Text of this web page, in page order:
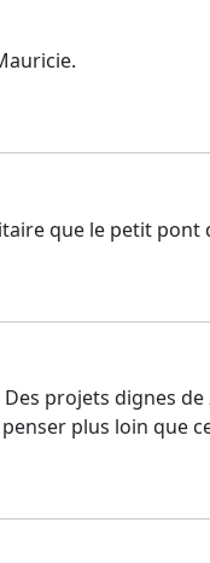
que le petit
projets dignes
plus loin que